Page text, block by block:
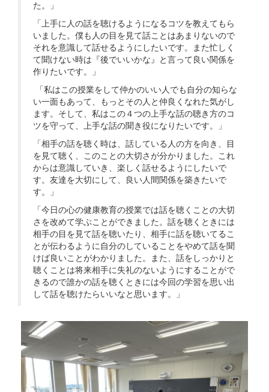
た。」
「上手に人の話を聴けるようになるコツを教えてもら
いました。僕も人の目を見て話ことはあまりないので
それを意識して話せるようにしたいです。また忙しく
て聞けない時は『後でいいかな』と言って良い関係を
作りたいです。」
「私はこの授業をして仲かのいい人でも自分の知らな
い一面もあって、もっとその人と仲良くなれた気がし
ます。そして、私はこの４つの上手な話の聴き方のコ
ツを守って、上手な話の聞き役になりたいです。」
「相手の話を聴く時は、話している人の方を向き、目
を見て聴く、このことの大切さが分かりました。これ
からは意識していき、楽しく話せるようにしたいで
す。友達を大切にして、良い人間関係を築きたいで
す。」
「今日の心の健康教育の授業では話を聴くことの大切
さを改めて学ぶことができました。話を聴くときには
相手の目を見て話を聴いたり、相手に話を聴いてるこ
とが伝わるように自分のしていることをやめて話を聞
けば良いことがわかりました。また、話をしっかりと
聴くことは将来相手に失礼のないようにすることがで
きるので誰かの話を聴くときには今回の学習を思い出
して話を聴けたらいいなと思います。」